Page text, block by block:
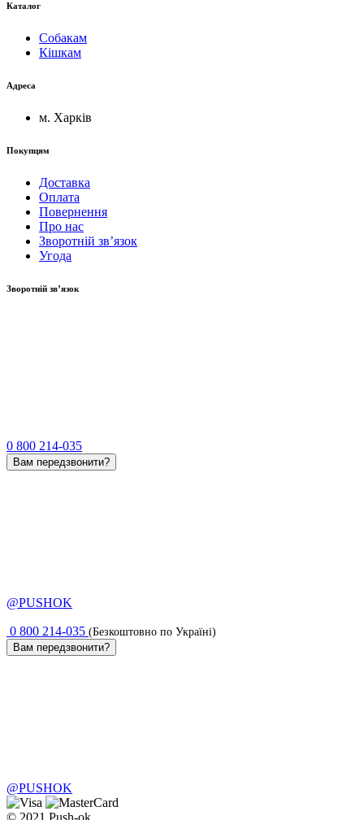
Каталог
Собакам
Кішкам
Адреса
м. Харків
Покупцям
Доставка
Оплата
Повернення
Про нас
Зворотній зв’язок
Угода
Зворотній зв’язок
0 800 214-035
Вам передзвонити?
@PUSHOK
0 800 214-035 (Безкоштовно по Україні)
Вам передзвонити?
@PUSHOK
© 2021 Push-ok